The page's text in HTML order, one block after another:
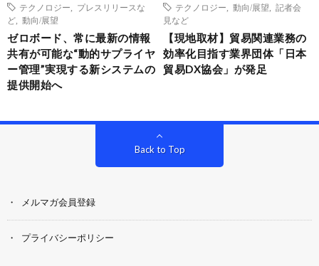
テクノロジー
プレスリリースな
ど
動向/展望
ゼロボード、常に最新の情報
共有が可能な“動的サプライヤ
ー管理”実現する新システムの
提供開始へ
テクノロジー
動向/展望
記者会
見など
【現地取材】貿易関連業務の
効率化目指す業界団体「日本
貿易DX協会」が発足
Back to Top
メルマガ会員登録
プライバシーポリシー